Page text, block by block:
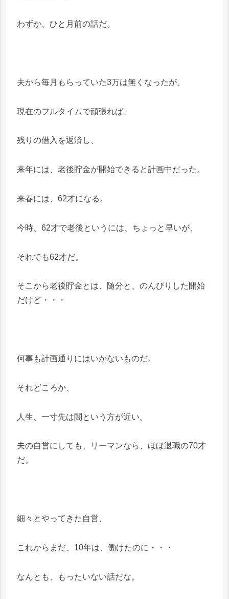
わずか、ひと月前の話だ。
夫から毎月もらっていた3万は無くなったが、
現在のフルタイムで頑張れば、
残りの借入を返済し、
来年には、老後貯金が開始できると計画中だった。
来春には、62才になる。
今時、62才で老後というには、ちょっと早いが、
それでも62才だ。
そこから老後貯金とは、随分と、のんびりした開始
だけど・・・
何事も計画通りにはいかないものだ。
それどころか、
人生、一寸先は闇という方が近い。
夫の自営にしても、リーマンなら、ほぼ退職の70才
だ。
細々とやってきた自営、
これからまだ、10年は、働けたのに・・・
なんとも、もったいない話だな。